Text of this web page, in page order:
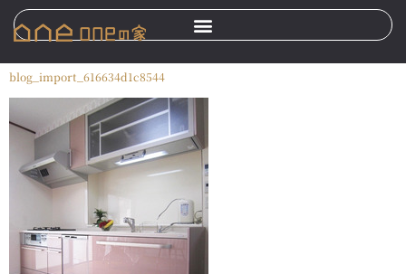
blog_import_616634d1c8544